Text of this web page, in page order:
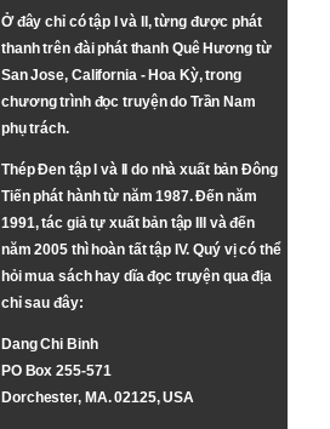
Ở đây chỉ có tập I và II, từng được phát
thanh trên đài phát thanh Quê Hương từ
San Jose, California - Hoa Kỳ, trong
chương trình đọc truyện do Trần Nam
phụ trách.
Thép Đen tập I và II do nhà xuất bản Đông
Tiến phát hành từ năm 1987. Đến năm
1991, tác giả tự xuất bản tập III và đến
năm 2005 thì hoàn tất tập IV. Quý vị có thể
hỏi mua sách hay dĩa đọc truyện qua địa
chỉ sau đây:
Dang Chi Binh
PO Box 255-571
Dorchester, MA. 02125, USA